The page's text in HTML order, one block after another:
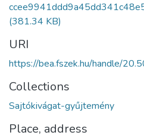
(381.34 KB)
URI
https://bea.fszek.hu/handle/
Collections
Sajtókivágat-gyűjtemény
Place, address